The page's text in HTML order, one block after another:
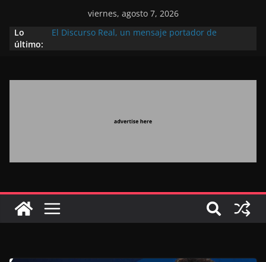
viernes, agosto 7, 2026
Lo
último:
El Discurso Real, un mensaje portador de
Extranjero: al servicio de los grandes proyectos de
Marruecos gracias a una visión estratégica
destinada a consolidar la posición de Marruecos
en una economía mundial competitiva (politólogo
marroquí-estadounidense)